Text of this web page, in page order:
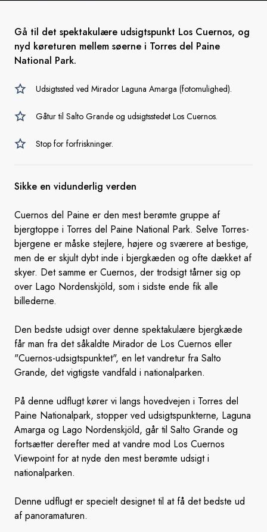
Gå til det spektakulære udsigtspunkt Los Cuernos, og
nyd køreturen mellem søerne i Torres del Paine
National Park.
Udsigtssted ved Mirador Laguna Amarga (fotomulighed).
Gåtur til Salto Grande og udsigtsstedet Los Cuernos.
Stop for forfriskninger.
Sikke en vidunderlig verden
Cuernos del Paine er den mest berømte gruppe af
bjergtoppe i Torres del Paine National Park. Selve Torres-
bjergene er måske stejlere, højere og sværere at bestige,
men de er skjult dybt inde i bjergkæden og ofte dækket af
skyer. Det samme er Cuernos, der trodsigt tårner sig op
over Lago Nordenskjöld, som i sidste ende fik alle
billederne.
Den bedste udsigt over denne spektakulære bjergkæde
får man fra det såkaldte Mirador de Los Cuernos eller
"Cuernos-udsigtspunktet", en let vandretur fra Salto
Grande, det vigtigste vandfald i nationalparken.
På denne udflugt kører vi langs hovedvejen i Torres del
Paine Nationalpark, stopper ved udsigtspunkterne, Laguna
Amarga og Lago Nordenskjöld, går til Salto Grande og
fortsætter derefter med at vandre mod Los Cuernos
Viewpoint for at nyde den mest berømte udsigt i
nationalparken.
Denne udflugt er specielt designet til at få det bedste ud
af panoramaturen.